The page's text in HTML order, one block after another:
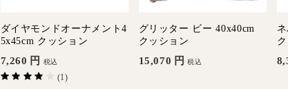
ダイヤモンドオーナメント4
5x45cm クッション
7,260 円 税込
(1)
グリッター ビー 40x40cm
クッション
15,070 円 税込